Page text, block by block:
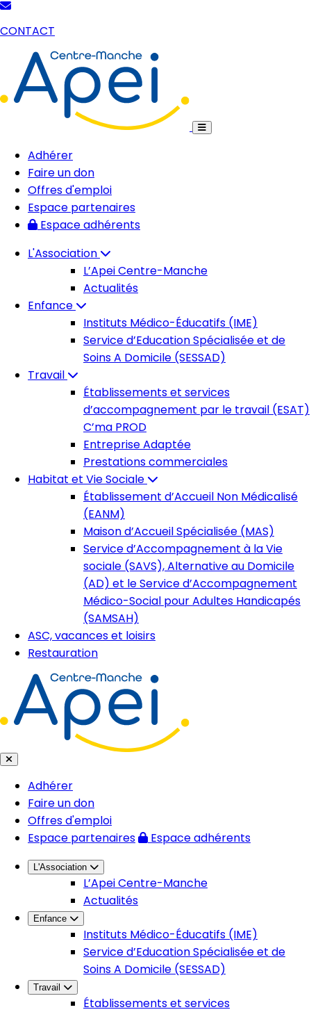
CONTACT
Adhérer
Faire un don
Offres d'emploi
Espace partenaires
Espace adhérents
L'Association
L’Apei Centre-Manche
Actualités
Enfance
Instituts Médico-Éducatifs (IME)
Service d’Education Spécialisée et de
Soins A Domicile (SESSAD)
Travail
Établissements et services
d’accompagnement par le travail (ESAT)
C’ma PROD
Entreprise Adaptée
Prestations commerciales
Habitat et Vie Sociale
Établissement d’Accueil Non Médicalisé
(EANM)
Maison d’Accueil Spécialisée (MAS)
Service d’Accompagnement à la Vie
sociale (SAVS), Alternative au Domicile
(AD) et le Service d’Accompagnement
Médico-Social pour Adultes Handicapés
(SAMSAH)
ASC, vacances et loisirs
Restauration
Adhérer
Faire un don
Offres d'emploi
Espace partenaires
Espace adhérents
L'Association
L’Apei Centre-Manche
Actualités
Enfance
Instituts Médico-Éducatifs (IME)
Service d’Education Spécialisée et de
Soins A Domicile (SESSAD)
Travail
Établissements et services